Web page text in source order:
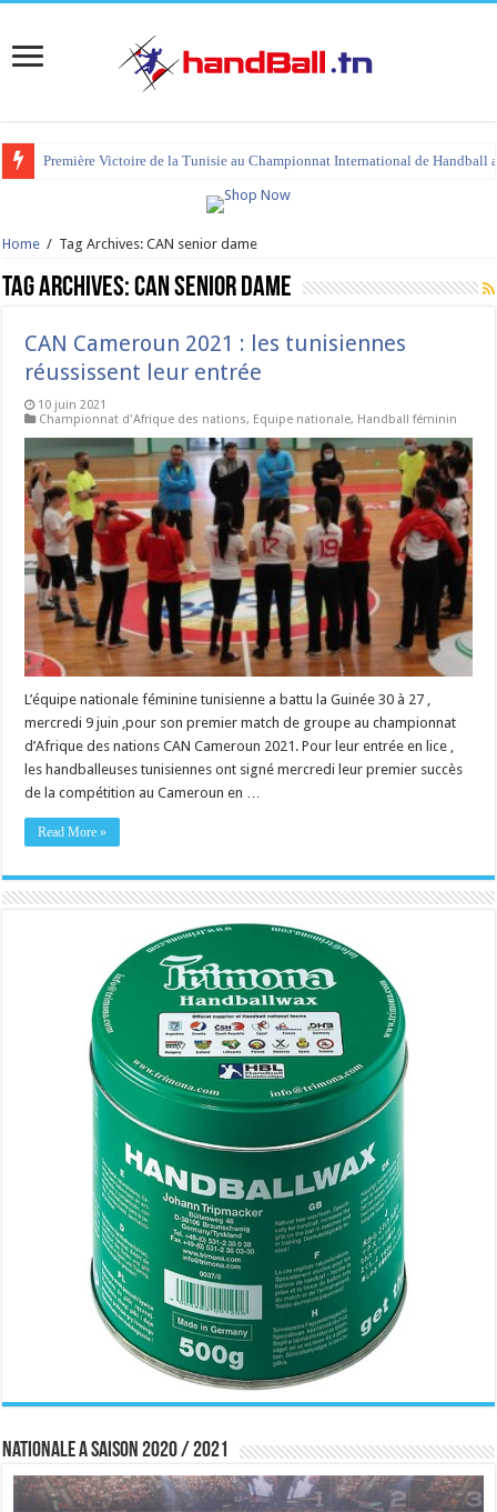
Première Victoire de la Tunisie au Championnat International de Handball
Home / Tag Archives: CAN senior dame
Tag Archives:CAN senior dame
CAN Cameroun 2021 : les tunisiennes
réussissent leur entrée
10 juin 2021
Championnat d'Afrique des nations, Equipe nationale, Handball féminin
L’équipe nationale féminine tunisienne a battu la Guinée 30 à 27 ,
mercredi 9 juin ,pour son premier match de groupe au championnat
d’Afrique des nations CAN Cameroun 2021. Pour leur entrée en lice ,
les handballeuses tunisiennes ont signé mercredi leur premier succès
de la compétition au Cameroun en …
Read More »
Nationale A saison 2020 / 2021